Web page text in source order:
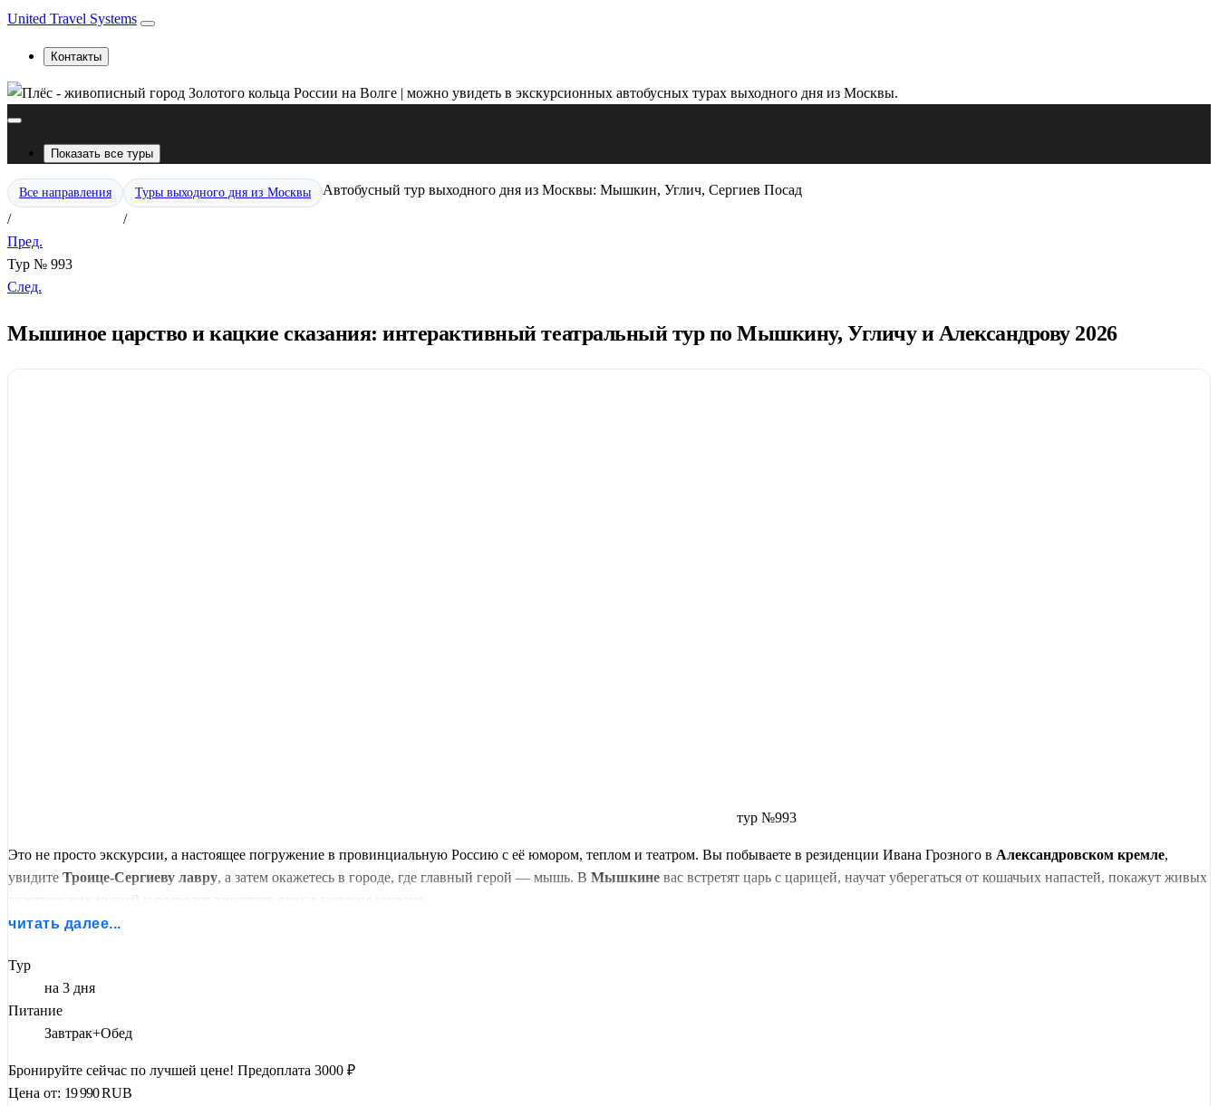
United Travel Systems
Контакты
Показать все туры
Все направления
/
Туры выходного дня из Москвы
/
Автобусный тур выходного дня из Москвы: Мышкин, Углич, Сергиев Посад
Пред.
Тур № 993
След.
Мышиное царство и кацкие сказания: интерактивный театральный тур по Мышкину, Угличу и Александрову 2026
тур №993
Это не просто экскурсии, а настоящее погружение в провинциальную Россию с её юмором, теплом и театром. Вы побываете в резиденции Ивана Грозного в Александровском кремле,
увидите Троице-Сергиеву лавру, а затем окажетесь в городе, где главный герой — мышь. В Мышкине вас встретят царь с царицей, научат уберегаться от кошачьих напастей, покажут живых
экзотических мышей и позволят запустить руку в царские закрома.
услышите уникальный говор, мифы и фольклор малого народа реки Кадки. А после —
Угличе— древний кремль, церковь на месте гибели царевича Дмитрия, музей городского быта XIX века и даже музей истории русской водки. Идеально для тех, кто хочет не только
смотреть, но и участвовать, смеяться и пробовать.
читать далее...
Тур
на 3 дня
Питание
Завтрак+Обед
Бронируйте сейчас по лучшей цене! Предоплата 3000 ₽
Цена от: 19 990RUB